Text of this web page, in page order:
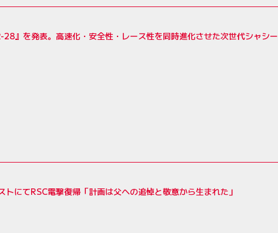
』を発表。高速化・安全性・レース性を同時進化させた次世代シャシー
トにてRSC電撃復帰「計画は父への追悼と敬意から生まれた」